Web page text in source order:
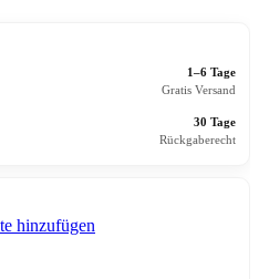
1–6 Tage
Gratis Versand
30 Tage
Rückgaberecht
hinzufügen